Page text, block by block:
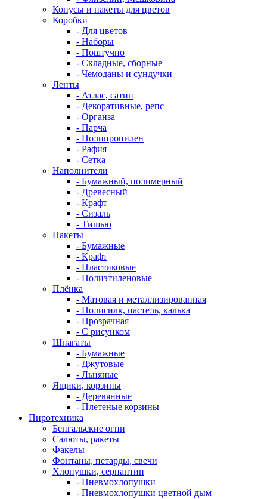
Конусы и пакеты для цветов
Коробки
- Для цветов
- Наборы
- Поштучно
- Складные, сборные
- Чемоданы и сундучки
Ленты
- Атлас, сатин
- Декоративные, репс
- Органза
- Парча
- Полипропилен
- Рафия
- Сетка
Наполнители
- Бумажный, полимерный
- Древесный
- Крафт
- Сизаль
- Тишью
Пакеты
- Бумажные
- Крафт
- Пластиковые
- Полиэтиленовые
Плёнка
- Матовая и металлизированная
- Полисилк, пастель, калька
- Прозрачная
- С рисунком
Шпагаты
- Бумажные
- Джутовые
- Льняные
Ящики, корзины
- Деревянные
- Плетеные корзины
Пиротехника
Бенгальские огни
Салюты, ракеты
Факелы
Фонтаны, петарды, свечи
Хлопушки, серпантин
- Пневмохлопушки
- Пневмохлопушки цветной дым